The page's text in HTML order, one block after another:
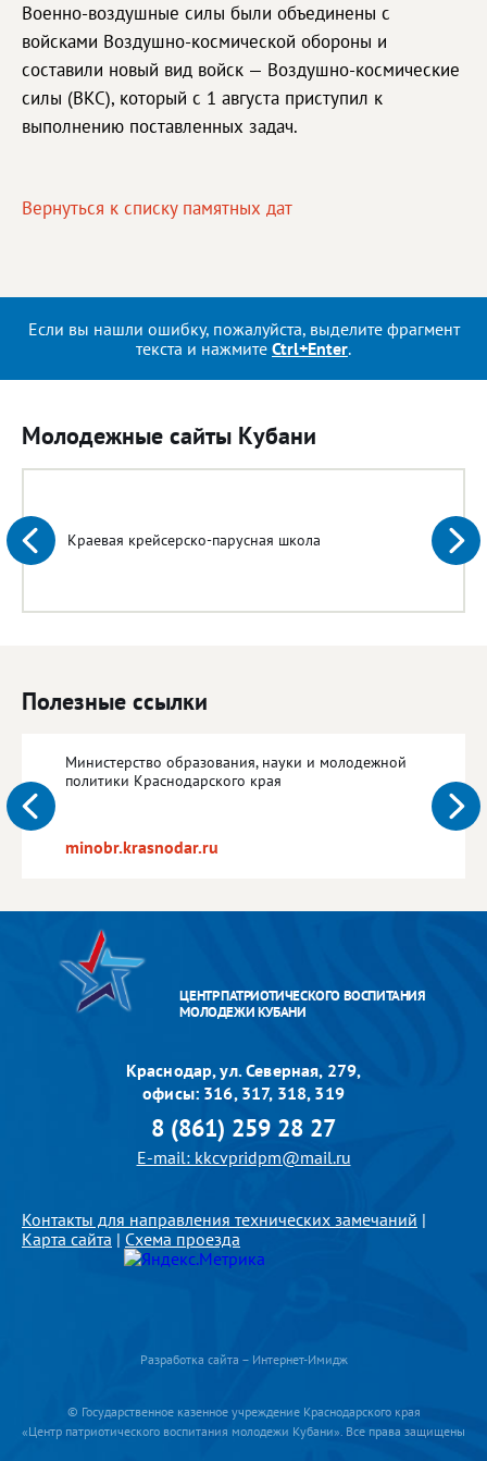
Военно-воздушные силы были объединены с
войсками Воздушно-космической обороны и
составили новый вид войск — Воздушно-космические
силы (ВКС), который с 1 августа приступил к
выполнению поставленных задач.
Вернуться к списку памятных дат
Если вы нашли ошибку, пожалуйста, выделите фрагмент
текста и нажмите Ctrl+Enter.
Молодежные сайты Кубани
Краевая крейсерско-парусная школа
Полезные ссылки
Министерство образования, науки и молодежной
политики Краснодарского края
minobr.krasnodar.ru
ЦЕНТР ПАТРИОТИЧЕСКОГО ВОСПИТАНИЯ
МОЛОДЕЖИ КУБАНИ
Краснодар, ул. Северная, 279,
офисы: 316, 317, 318, 319
8 (861) 259 28 27
E-mail: kkcvpridpm@mail.ru
Контакты для направления технических замечаний |
Карта сайта | Схема проезда
© Государственное казенное учреждение Краснодарского края
«Центр патриотического воспитания молодежи Кубани». Все права защищены
Разработка сайта – Интернет-Имидж